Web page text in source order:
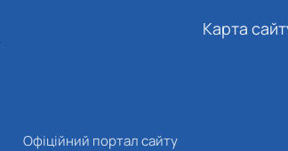
Карта
Офіційний портал сайту